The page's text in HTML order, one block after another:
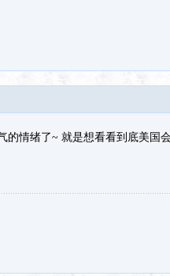
情绪了~ 就是想看看到底美国